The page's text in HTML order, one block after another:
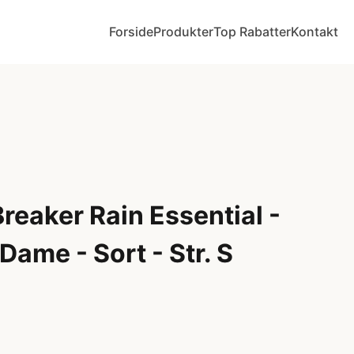
ForsideProdukterTop RabatterKontakt
Rain Essential -
- Sort - Str. S